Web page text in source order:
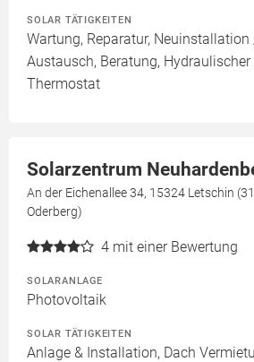
SOLAR TÄTIGKEITEN
Wartung, Reparatur, Neuinstallation
Austausch, Beratung, Hydraulischer
Thermostat
Solarzentrum
An der Eichenallee 34, 15324 Letschin
Oderberg)
4 mit einer Bewertung
SOLARANLAGE
Photovoltaik
SOLAR TÄTIGKEITEN
Anlage & Installation, Dach